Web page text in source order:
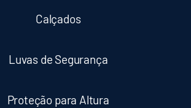
Calçados
Luvas de Segurança
Proteção para Altura